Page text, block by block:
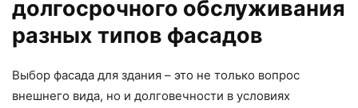
долгосрочного обслуживания
разных типов фасадов
Выбор фасада для здания – это не только вопрос
внешнего вида, но и долговечности в условиях